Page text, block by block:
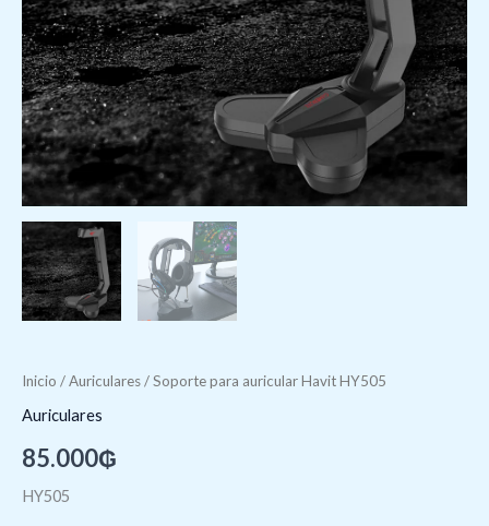
Inicio /Auriculares/ Soporte para auricular Havit HY505
Auriculares
85.000₲
HY505